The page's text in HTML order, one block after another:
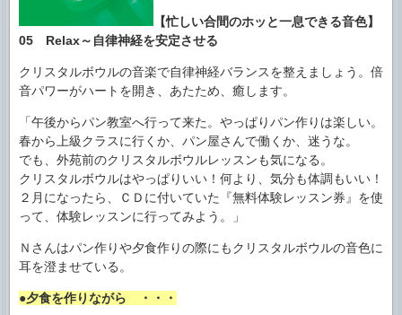
【忙しい合間のホッと一息できる音色】
05 Relax～自律神経を安定させる
クリスタルボウルの音楽で自律神経バランスを整えましょう。倍
音パワーがハートを開き、あたため、癒します。
「午後からパン教室へ行って来た。やっぱりパン作りは楽しい。
春から上級クラスに行くか、パン屋さんで働くか、迷うな。
でも、外苑前のクリスタルボウルレッスンも気になる。
クリスタルボウルはやっぱりいい！何より、気分も体調もいい！
２月になったら、ＣＤに付いていた『無料体験レッスン券』を使
って、体験レッスンに行ってみよう。」
Ｎさんはパン作りや夕食作りの際にもクリスタルボウルの音色に
耳を澄ませている。
●夕食を作りながら ・・・